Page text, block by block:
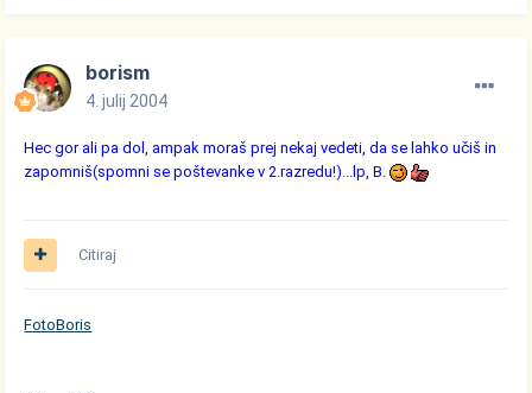
borism
4. julij 2004
Hec gor ali pa dol, ampak moraš prej nekaj vedeti, da se lahko učiš in
zapomniš(spomni se poštevanke v 2.razredu!)...lp, B.
Citiraj
FotoBoris